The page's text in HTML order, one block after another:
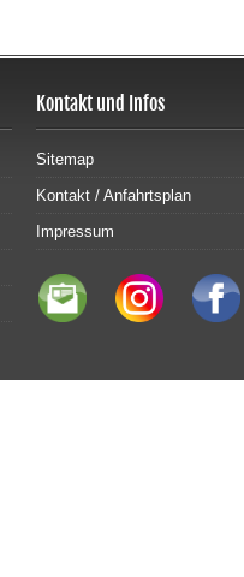
Kontakt und Infos
Sitemap
Kontakt / Anfahrtsplan
Impressum